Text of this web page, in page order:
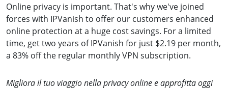
Online privacy is important. That's why we've joined
forces with IPVanish to offer our customers enhanced
online protection at a huge cost savings. For a limited
time, get two years of IPVanish for just $2.19 per month,
a 83% off the regular monthly VPN subscription.
Migliora il tuo viaggio nella privacy online e approfitta oggi